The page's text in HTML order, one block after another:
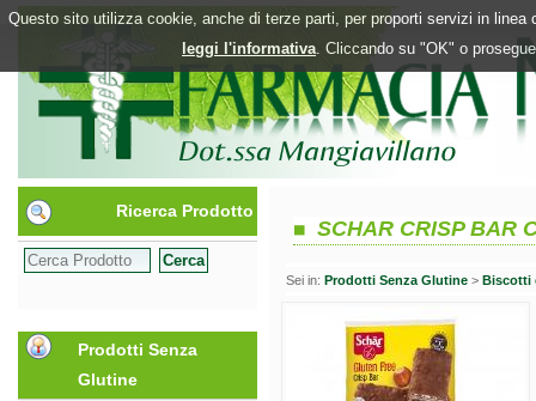
Questo sito utilizza cookie, anche di terze parti, per proporti servizi in
leggi l'informativa. Cliccando su "OK" o
Ricerca Prodotto
Prodotti Senza
Glutine
SCHAR CRISP BAR
Sei in: Prodotti Senza Glutine > Biscotti